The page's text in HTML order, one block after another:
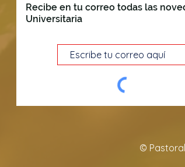
Recibe en tu correo todas las
Universitaria
©